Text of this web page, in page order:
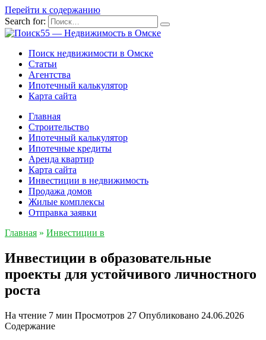
Перейти к содержанию
Search for:
Поиск недвижимости в Омске
Статьи
Агентства
Ипотечный калькулятор
Карта сайта
Главная
Строительство
Ипотечный калькулятор
Ипотечные кредиты
Аренда квартир
Карта сайта
Инвестиции в недвижимость
Продажа домов
Жилые комплексы
Отправка заявки
Главная » Инвестиции в
Инвестиции в образовательные
проекты для устойчивого личностного
роста
На чтение 7 мин Просмотров 27 Опубликовано 24.06.2026
Содержание